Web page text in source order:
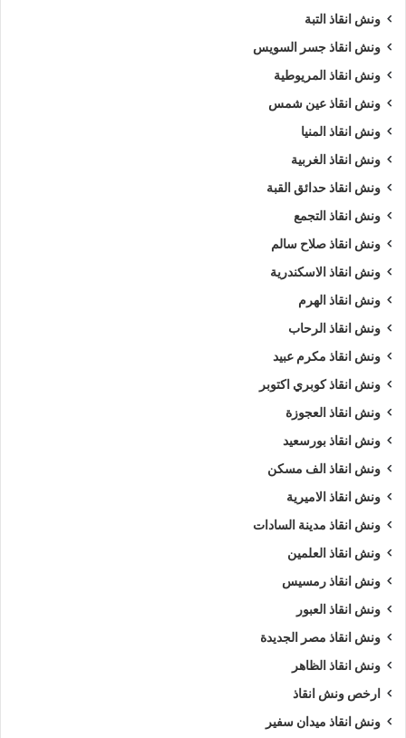
ونش انقاذ التبة
ونش انقاذ جسر السويس
ونش انقاذ المريوطية
ونش انقاذ عين شمس
ونش انقاذ المنيا
ونش انقاذ الغربية
ونش انقاذ حدائق القبة
ونش انقاذ التجمع
ونش انقاذ صلاح سالم
ونش انقاذ الاسكندرية
ونش انقاذ الهرم
ونش انقاذ الرحاب
ونش انقاذ مكرم عبيد
ونش انقاذ كوبري اكتوبر
ونش انقاذ العجوزة
ونش انقاذ بورسعيد
ونش انقاذ الف مسكن
ونش انقاذ الاميرية
ونش انقاذ مدينة السادات
ونش انقاذ العلمين
ونش انقاذ رمسيس
ونش انقاذ العبور
ونش انقاذ مصر الجديدة
ونش انقاذ الظاهر
ارخص ونش انقاذ
ونش انقاذ ميدان سفير